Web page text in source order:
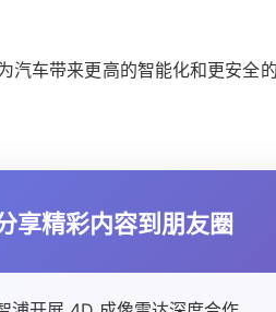
汽车带来更高的智能化和更安全
享精彩内容到朋友圈